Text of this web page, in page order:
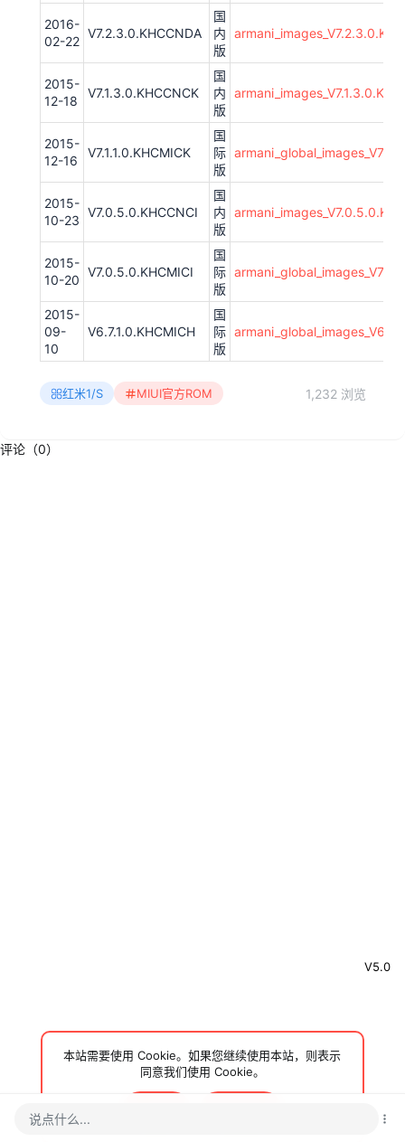
2016-
02-22
V7.2.3.0.KHCCNDA
国
内
版
2015-
12-18
V7.1.3.0.KHCCNCK
国
内
版
2015-
12-16
V7.1.1.0.KHCMICK
国
际
版
2015-
10-23
V7.0.5.0.KHCCNCI
国
内
版
2015-
10-20
V7.0.5.0.KHCMICI
国
际
版
2015-
09-
10
V6.7.1.0.KHCMICH
国
际
版
红米1/S MIUI官方ROM 1,232 浏览
评论（0）
说点什么...
V5.0
本站需要使用 Cookie。如果您继续使用本站，则表示
同意我们使用 Cookie。